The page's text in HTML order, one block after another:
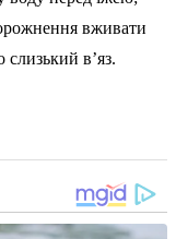
вживати
в’яз.